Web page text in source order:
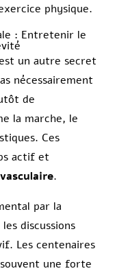
physique.
: Entretenir le
un autre secret
nécessairement
de
la marche, le
Ces
actif et
.
par la
discussions
Les centenaires
une forte